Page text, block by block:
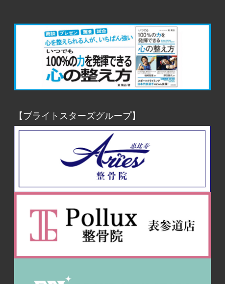
【ブライトスターズグループ】